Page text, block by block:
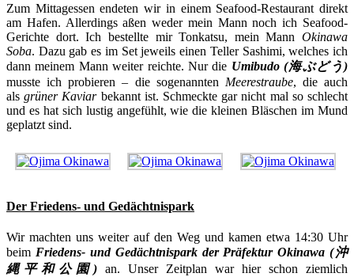
Zum Mittagessen endeten wir in einem Seafood-Restaurant direkt
am Hafen. Allerdings aßen weder mein Mann noch ich Seafood-
Gerichte dort. Ich bestellte mir Tonkatsu, mein Mann Okinawa
Soba. Dazu gab es im Set jeweils einen Teller Sashimi, welches ich
dann meinem Mann weiter reichte. Nur die Umibudo (海ぶどう)
musste ich probieren – die sogenannten Meerestraube, die auch
alsgrüner Kaviarbekannt ist. Schmeckte gar nicht mal so schlecht
und es hat sich lustig angefühlt, wie die kleinen Bläschen im Mund
geplatzt sind.
Der Friedens- und Gedächtnispark
Wir machten uns weiter auf den Weg und kamen etwa 14:30 Uhr
beim Friedens- und Gedächtnispark der Präfektur Okinawa (沖
縄平和公園) an. Unser Zeitplan war hier schon ziemlich